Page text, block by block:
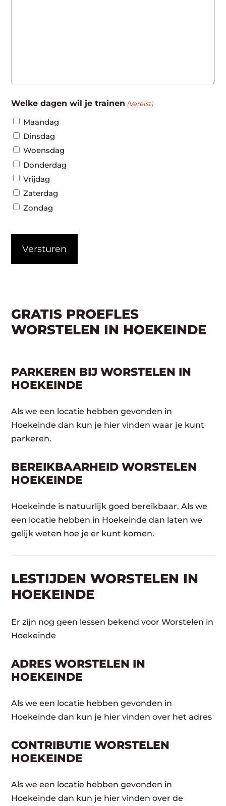
Welke dagen wil je trainen (Vereist)
Maandag
Dinsdag
Woensdag
Donderdag
Vrijdag
Zaterdag
Zondag
GRATIS PROEFLES
WORSTELEN IN HOEKEINDE
PARKEREN BIJ WORSTELEN IN
HOEKEINDE
Als we een locatie hebben gevonden in
Hoekeinde dan kun je hier vinden waar je kunt
parkeren.
BEREIKBAARHEID WORSTELEN
HOEKEINDE
Hoekeinde is natuurlijk goed bereikbaar. Als we
een locatie hebben in Hoekeinde dan laten we
gelijk weten hoe je er kunt komen.
LESTIJDEN WORSTELEN IN
HOEKEINDE
Er zijn nog geen lessen bekend voor Worstelen in
Hoekeinde
ADRES WORSTELEN IN
HOEKEINDE
Als we een locatie hebben gevonden in
Hoekeinde dan kun je hier vinden over het adres
CONTRIBUTIE WORSTELEN
HOEKEINDE
Als we een locatie hebben gevonden in
Hoekeinde dan kun je hier vinden over de